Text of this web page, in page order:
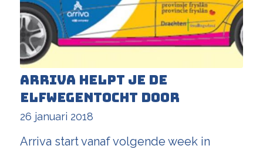
Arriva helpt je de
Elfwegentocht door
26 januari 2018
Arriva start vanaf volgende week in